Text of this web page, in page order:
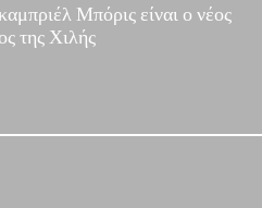
Μπόρις είναι ο νέος
της Χιλής